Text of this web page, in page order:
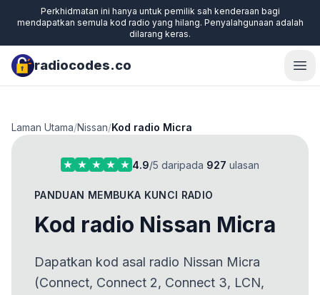
Perkhidmatan ini hanya untuk pemilik sah kenderaan bagi
mendapatkan semula kod radio yang hilang. Penyalahgunaan adalah
dilarang keras.
radiocodes.co
Laman Utama/Nissan/Kod radio Micra
4.9/5 daripada 927 ulasan
PANDUAN MEMBUKA KUNCI RADIO
Kod radio Nissan Micra
Dapatkan kod asal radio Nissan Micra
(Connect, Connect 2, Connect 3, LCN,